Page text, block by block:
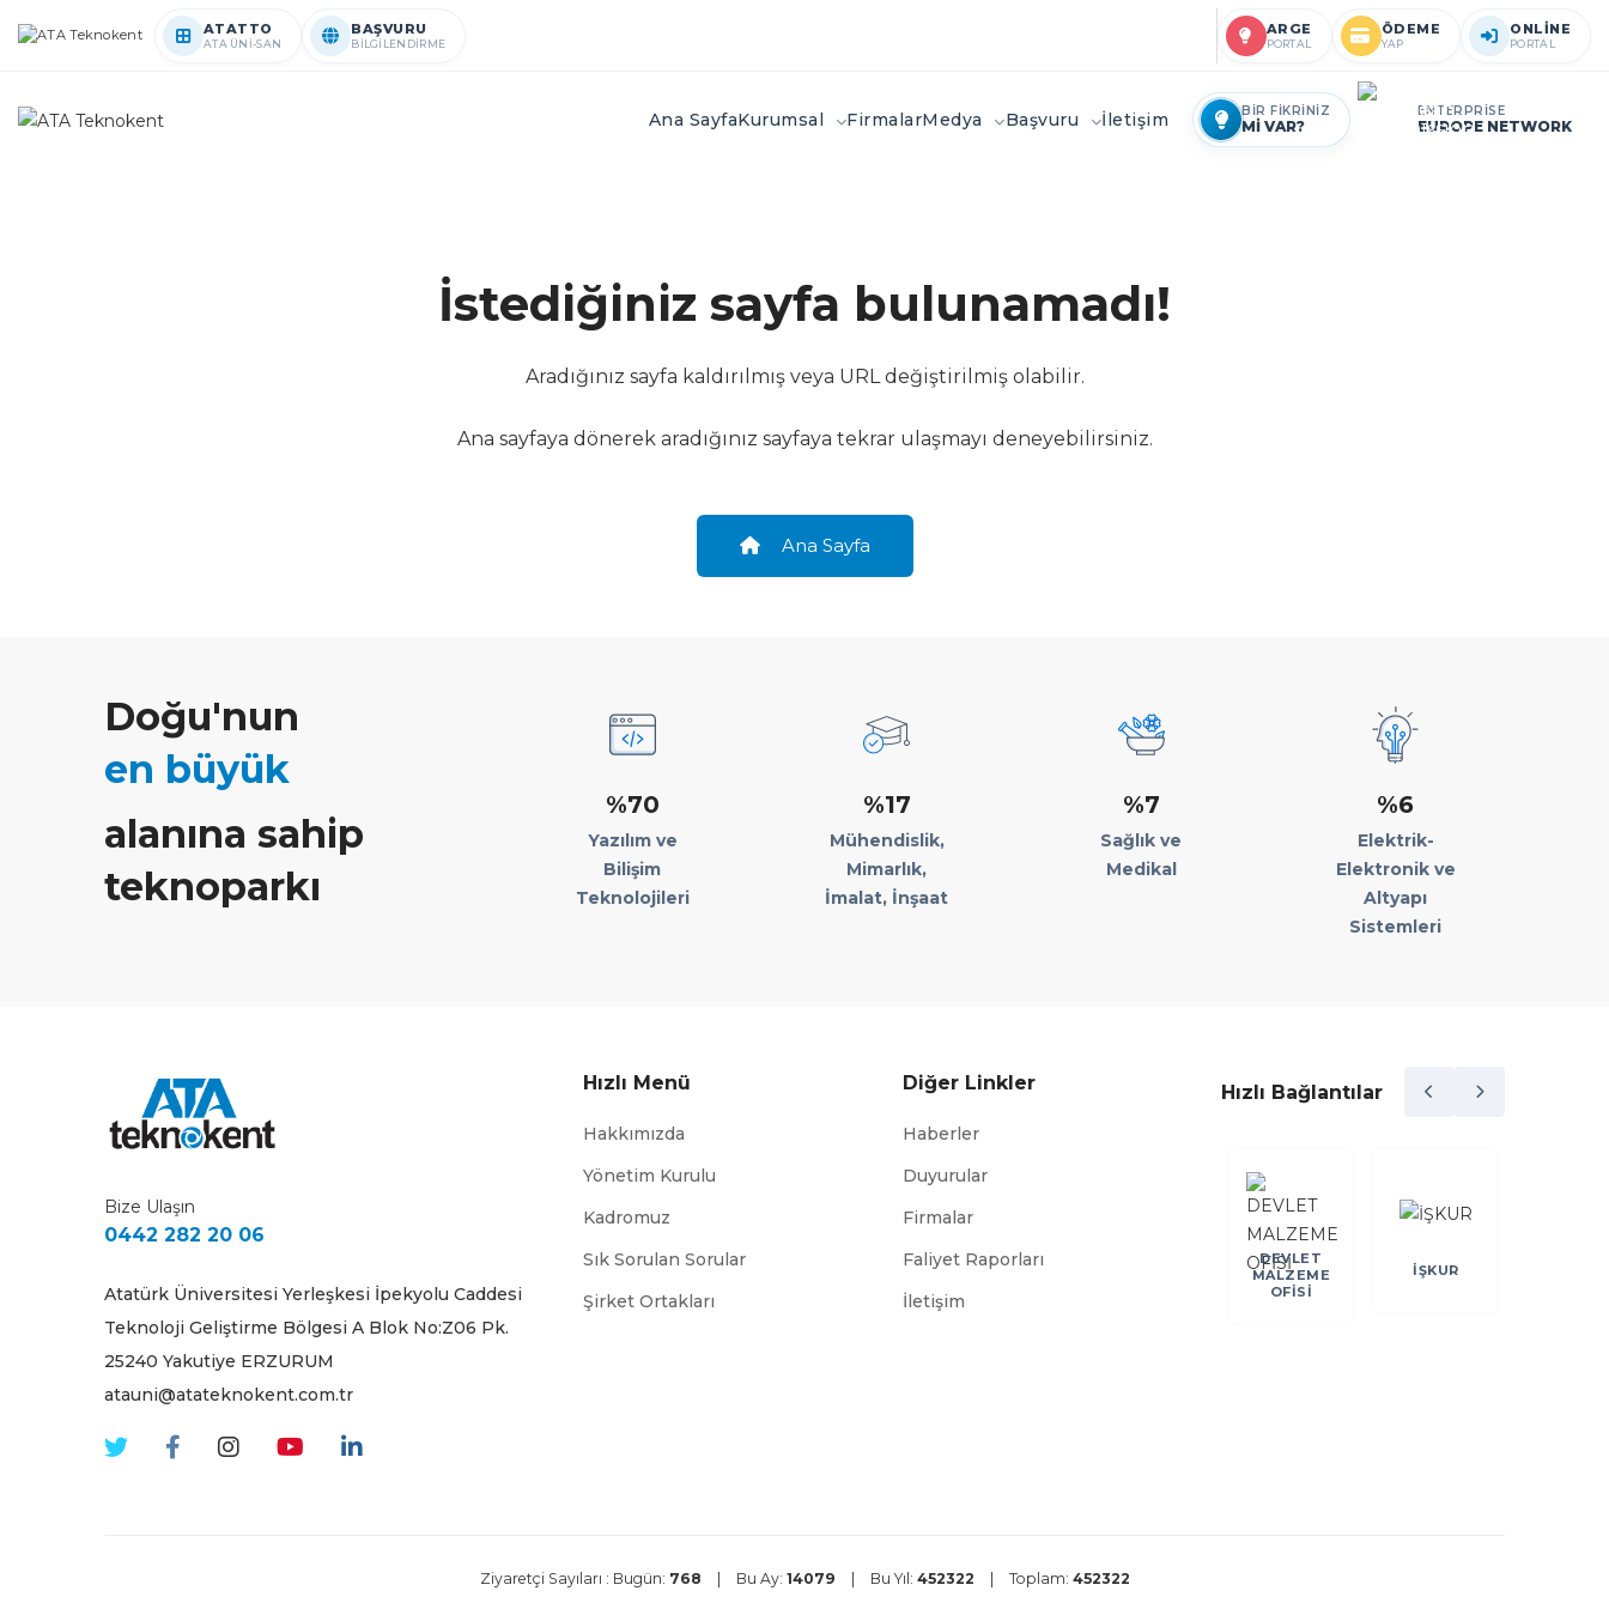
ATATTO
ATA ÜNİ-SAN
BAŞVURU
BİLGİLENDİRME
ARGE
PORTAL
ÖDEME
YAP
ONLİNE
PORTAL
Ana SayfaKurumsal FirmalarMedya Başvuru İletişim BİR FİKRİNİZ
Mİ VAR?
ENTERPRİSE
EUROPE NETWORK
İstediğiniz sayfa bulunamadı!
Aradığınız sayfa kaldırılmış veya URL değiştirilmiş olabilir.
Ana sayfaya dönerek aradığınız sayfaya tekrar ulaşmayı deneyebilirsiniz.
Ana Sayfa
Doğu'nun
en büyük
alanına sahip
teknoparkı
%70
Yazılım ve
Bilişim
Teknolojileri
%17
Mühendislik,
Mimarlık,
İmalat, İnşaat
%7
Sağlık ve
Medikal
%6
Elektrik-
Elektronik ve
Altyapı
Sistemleri
Bize Ulaşın
0442 282 20 06
Atatürk Üniversitesi Yerleşkesi İpekyolu Caddesi
Teknoloji Geliştirme Bölgesi A Blok No:Z06 Pk.
25240 Yakutiye ERZURUM
atauni@atateknokent.com.tr
Hızlı Menü
Hakkımızda
Yönetim Kurulu
Kadromuz
Sık Sorulan Sorular
Şirket Ortakları
Diğer Linkler
Haberler
Duyurular
Firmalar
Faliyet Raporları
İletişim
Hızlı Bağlantılar
TÜİK
DEVLET
MALZEME
OFİSİ
İŞKUR
Ziyaretçi Sayıları : Bugün: 768 Bu Ay: 14079 Bu Yıl: 452322 Toplam: 452322